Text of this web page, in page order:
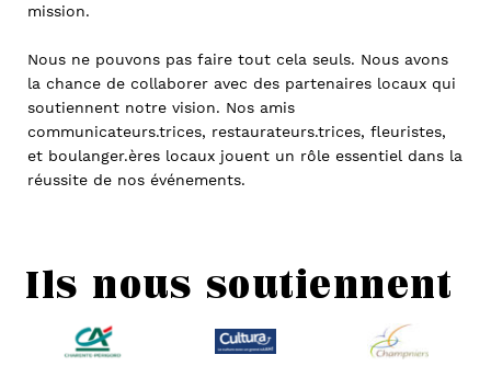
mission.
Nous ne pouvons pas faire tout cela seuls. Nous avons
la chance de collaborer avec des partenaires locaux qui
soutiennent notre vision. Nos amis
communicateurs.trices, restaurateurs.trices, fleuristes,
et boulanger.ères locaux jouent un rôle essentiel dans la
réussite de nos événements.
Ils nous soutiennent